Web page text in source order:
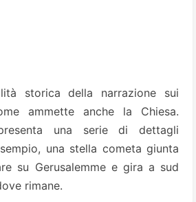
storica della narrazione sui
ammette anche la Chiesa.
una serie di dettagli
una stella cometa giunta
su Gerusalemme e gira a sud
rimane.